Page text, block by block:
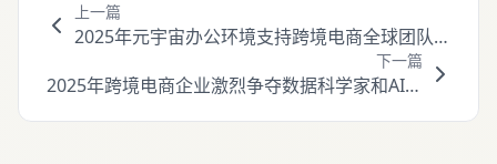
上一篇
2025年元宇宙办公环境支持跨境电商全球团队无
下一篇
2025年跨境电商企业激烈争夺数据科学家和AI专